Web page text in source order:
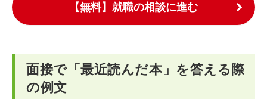
【無料】就職の相談に進む
面接で「最近読んだ本」を答える際
の例文